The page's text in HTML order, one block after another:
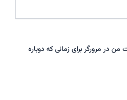
من در مرورگر برای زمانی که دوباره